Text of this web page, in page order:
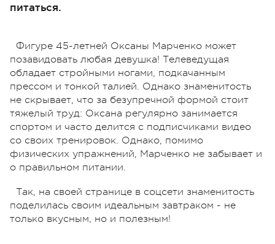
питаться.
Фигуре 45-летней Оксаны Марченко может
позавидовать любая девушка! Телеведущая
обладает стройными ногами, подкачанным
прессом и тонкой талией. Однако знаменитость
не скрывает, что за безупречной формой стоит
тяжелый труд: Оксана регулярно занимается
спортом и часто делится с подписчиками видео
со своих тренировок. Однако, помимо
физических упражнений, Марченко не забывает и
о правильном питании.
Так, на своей странице в соцсети знаменитость
поделилась своим идеальным завтраком - не
только вкусным, но и полезным!